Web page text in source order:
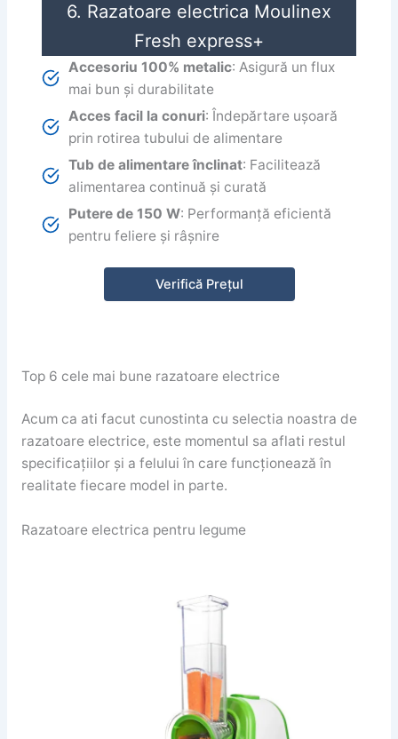
6. Razatoare electrica Moulinex
Fresh express+
Accesoriu 100% metalic: Asigură un flux
mai bun și durabilitate
Acces facil la conuri: Îndepărtare ușoară
prin rotirea tubului de alimentare
Tub de alimentare înclinat: Facilitează
alimentarea continuă și curată
Putere de 150 W: Performanță eficientă
pentru feliere și râșnire
Verifică Prețul
Top 6 cele mai bune razatoare electrice
Acum ca ati facut cunostinta cu selectia noastra de
razatoare electrice, este momentul sa aflati restul
specificațiilor și a felului în care funcționează în
realitate fiecare model in parte.
Razatoare electrica pentru legume